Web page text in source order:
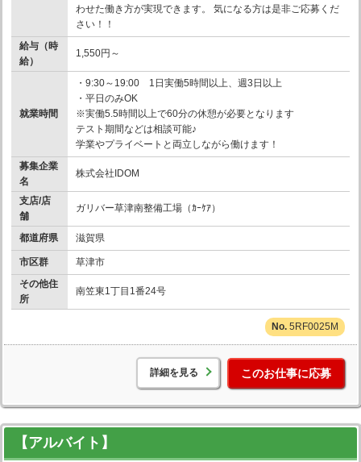
わせた働き方が実現できます。 気になる方は是非ご応募くだ
さい！！
給与（時
給）
1,550円～
就業時間
・9:30～19:00 1日実働5時間以上、週3日以上
・平日のみOK
※実働5.5時間以上で60分の休憩が必要となります
テスト期間などは相談可能♪
学業やプライベートと両立しながら働けます！
募集企業
名
株式会社IDOM
支店/店
舗
ガリバー草津南整備工場（ｶｰｹｱ）
都道府県 滋賀県
市区群
草津市
その他住
所
南笠東1丁目1番24号
5RF0025M
詳細を見る このお仕事に応募
【アルバイト】